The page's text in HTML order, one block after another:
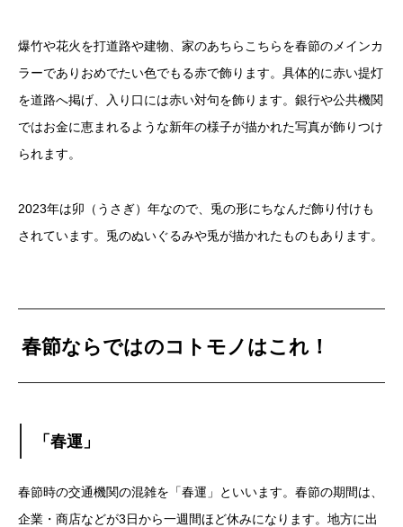
爆竹や花火を打道路や建物、家のあちらこちらを春節のメインカ
ラーでありおめでたい色でもる赤で飾ります。具体的に赤い提灯
を道路へ掲げ、入り口には赤い対句を飾ります。銀行や公共機関
ではお金に恵まれるような新年の様子が描かれた写真が飾りつけ
られます。
2023年は卯（うさぎ）年なので、兎の形にちなんだ飾り付けも
されています。兎のぬいぐるみや兎が描かれたものもあります。
春節ならではのコトモノはこれ！
「春運」
春節時の交通機関の混雑を「春運」といいます。春節の期間は、
企業・商店などが3日から一週間ほど休みになります。地方に出